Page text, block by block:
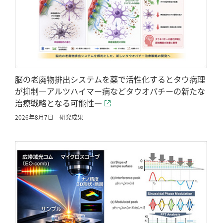
脳の老廃物排出システムを薬で活性化するとタウ病理
が抑制―アルツハイマー病などタウオパチーの新たな
治療戦略となる可能性―
2026年8月7日 研究成果